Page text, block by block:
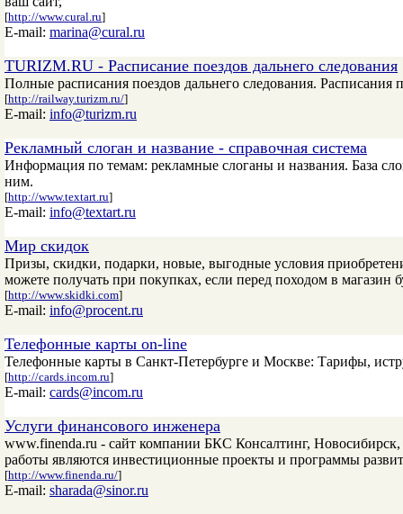
[http://www.cural.ru]
E-mail: marina@cural.ru
TURIZM.RU - Расписание поездов дальнего следования
Полные расписания поездов дальнего следования. Расписания
[http://railway.turizm.ru/]
E-mail: info@turizm.ru
Рекламный слоган и название - справочная система
Информация по темам: рекламные слоганы и названия. База
ним.
[http://www.textart.ru]
E-mail: info@textart.ru
Мир скидок
Призы, скидки, подарки, новые, выгодные условия
можете получать при покупках, если перед походом в магазин
[http://www.skidki.com]
E-mail: info@procent.ru
Телефонные карты on-line
Телефонные карты в Санкт-Петербурге и Москве: Тарифы,
[http://cards.incom.ru]
E-mail: cards@incom.ru
Услуги финансового инженера
www.finenda.ru - сайт компании БКС Консалтинг,
работы являются инвестиционные проекты и программы
[http://www.finenda.ru/]
E-mail: sharada@sinor.ru